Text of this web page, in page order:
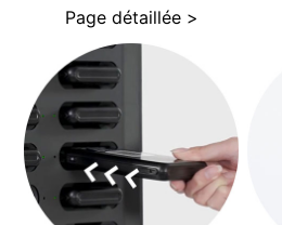
Page détaillée >